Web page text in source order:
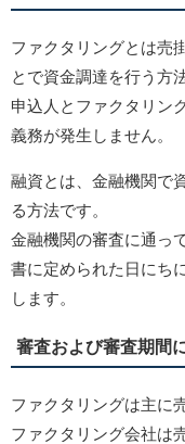
ファクタリングとは売
とで資金調達を行う方
申込人とファクタリン
義務が発生しません。
融資とは、金融機関で
る方法です。
金融機関の審査に通っ
書に定められた日にち
します。
審査および審査期間
ファクタリングは主に
ファクタリング会社は